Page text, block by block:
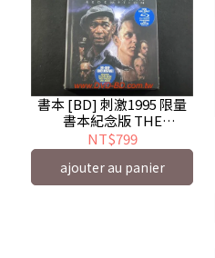
書本 [BD] 刺激1995 限量
書本紀念版 THE
SHAWSHANK
REDEMPTION
NT$799
ajouter au panier